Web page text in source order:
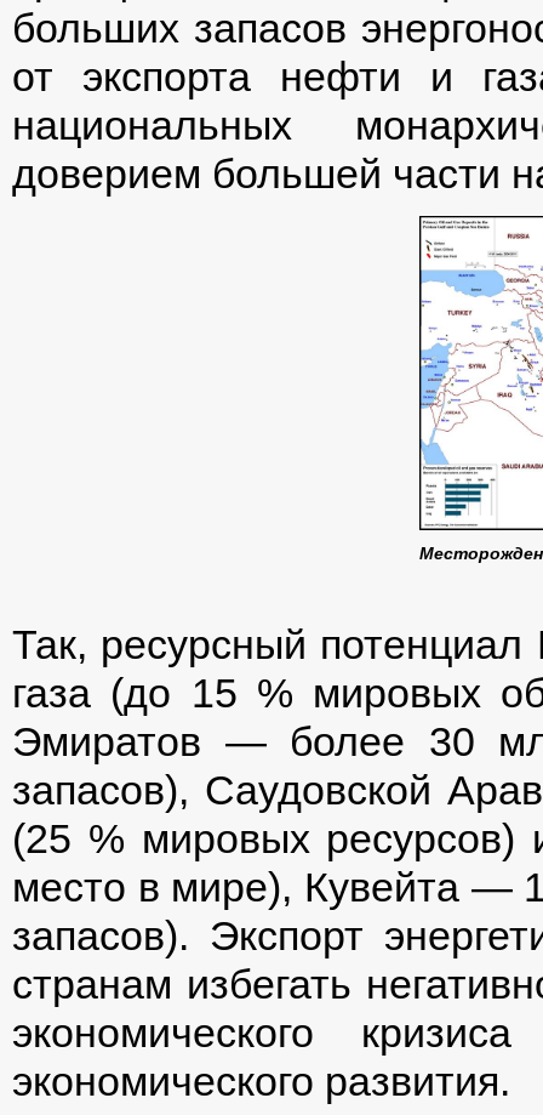
больших запасов
от экспорта нефти и
национальных
доверием большей части
Так, ресурсный потенциал
газа (до 15 % мировых
Эмиратов — более 30
запасов), Саудовской
(25 % мировых ресурсов)
место в мире), Кувейта —
запасов). Экспорт
странам избегать
экономического
экономического развития.